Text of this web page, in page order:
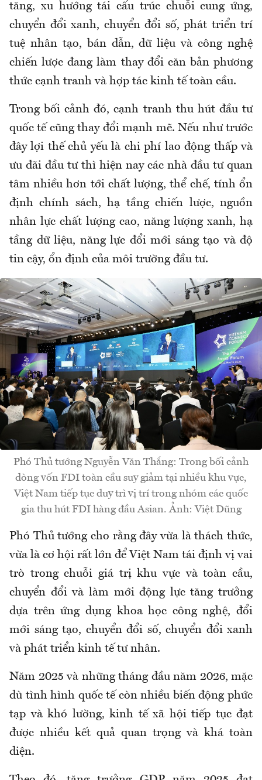
tăng, xu hướng tái cấu trúc chuỗi cung ứng,
chuyển đổi xanh, chuyển đổi số, phát triển trí
tuệ nhân tạo, bán dẫn, dữ liệu và công nghệ
chiến lược đang làm thay đổi căn bản phương
thức cạnh tranh và hợp tác kinh tế toàn cầu.
Trong bối cảnh đó, cạnh tranh thu hút đầu tư
quốc tế cũng thay đổi mạnh mẽ. Nếu như trước
đây lợi thế chủ yếu là chi phí lao động thấp và
ưu đãi đầu tư thì hiện nay các nhà đầu tư quan
tâm nhiều hơn tới chất lượng, thể chế, tính ổn
định chính sách, hạ tầng chiến lược, nguồn
nhân lực chất lượng cao, năng lượng xanh, hạ
tầng dữ liệu, năng lực đổi mới sáng tạo và độ
tin cậy, ổn định của môi trường đầu tư.
Phó Thủ tướng Nguyễn Văn Thắng: Trong bối cảnh
dòng vốn FDI toàn cầu suy giảm tại nhiều khu vực,
Việt Nam tiếp tục duy trì vị trí trong nhóm các quốc
gia thu hút FDI hàng đầu Asian. Ảnh: Việt Dũng
Phó Thủ tướng cho rằng đây vừa là thách thức,
vừa là cơ hội rất lớn để Việt Nam tái định vị vai
trò trong chuỗi giá trị khu vực và toàn cầu,
chuyển đổi và làm mới động lực tăng trưởng
dựa trên ứng dụng khoa học công nghệ, đổi
mới sáng tạo, chuyển đổi số, chuyển đổi xanh
và phát triển kinh tế tư nhân.
Năm 2025 và những tháng đầu năm 2026, mặc
dù tình hình quốc tế còn nhiều biến động phức
tạp và khó lường, kinh tế xã hội tiếp tục đạt
được nhiều kết quả quan trọng và khá toàn
diện.